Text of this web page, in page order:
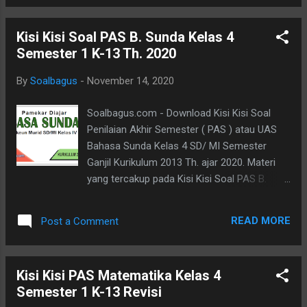
2019. Kisi Kisi PAS SD Kelas 1 2 3 4 5 6
list dari kisi kisi PAS tematik SD Th. 2019
yang dimaksud, yaitu : Kisi Kisi PAS Kelas 1
dari : Kisi Kisi PAS Kelas 1 Tema 1 , Kisi Kisi
Tema 3 , Kisi Kisi PAS Kelas 1 Tema 4 . Kisi
Kisi PAS Kelas 2 Semester 1/ Ganjil
Kurikulum 2013 Terdiri dari : Kisi Kisi PAS
Kelas 2 Tema 1 , Kisi Kisi PAS Kelas 2 Tema
2 , Kisi Kisi PAS Kelas 2 Tema 3 , Kisi Kisi
Semester 1/ Ganjil Kurikulum 2013 Terdiri
Kisi Kisi Soal PAS B. Sunda Kelas 4
Semester 1 K-13 Th. 2020
By Soalbagus - November 14, 2020
Soalbagus.com - Download Kisi Kisi Soal
Penilaian Akhir Semester ( PAS ) atau UAS
Bahasa Sunda Kelas 4 SD/ MI Semester
Ganjil Kurikulum 2013 Th. ajar 2020. Materi
yang tercakup pada Kisi Kisi Soal PAS B.
dunia hewan Kecap panganteb Teks
deskripsi Istilah Berbagai Pekerjaan dan
lingga ) Pupuh Asmarandana Rarangken
Hareup Pa- Kisi Kisi Soal PAS B. Sunda Kelas
Post a Comment READ MORE
Kisi Kisi PAS Matematika Kelas 4
Semester 1 K-13 Revisi